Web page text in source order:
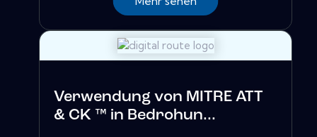
Verwendung von MITRE ATT
& CK ™ in Bedrohun...